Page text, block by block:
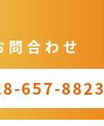
問合わせ
657-8823